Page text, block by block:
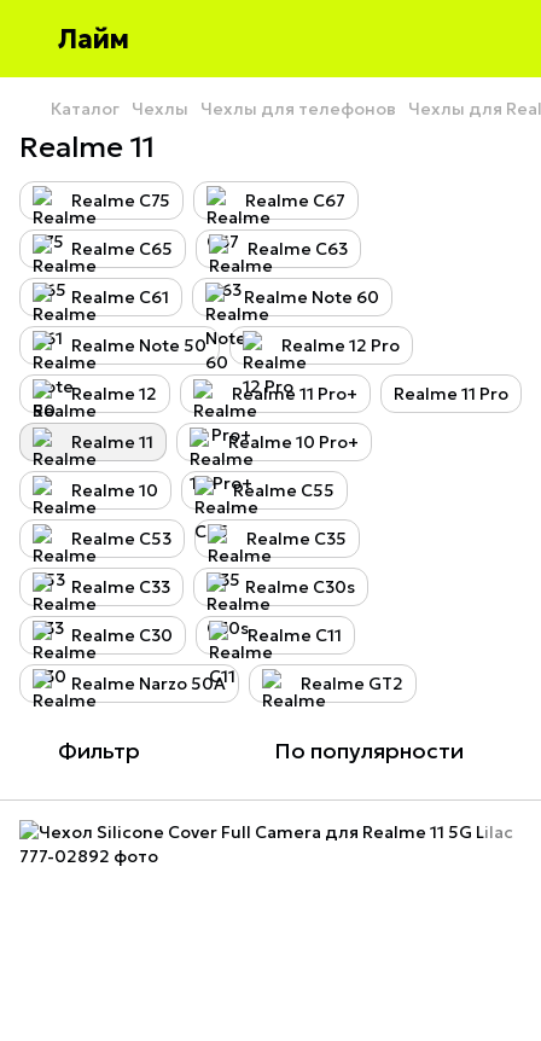
Лайм
Каталог Чехлы Чехлы для телефонов Чехлы для
Realme 11
Realme C75 Realme C67
Realme C65 Realme C63
Realme C61 Realme Note 60
Realme Note 50 Realme 12 Pro
Realme 12 Realme 11 Pro+ Realme 11 Pro
Realme 11 Realme 10 Pro+
Realme 10 Realme C55
Realme C53 Realme C35
Realme C33 Realme C30s
Realme C30 Realme C11
Realme Narzo 50A Realme GT2
Фильтр По популярности